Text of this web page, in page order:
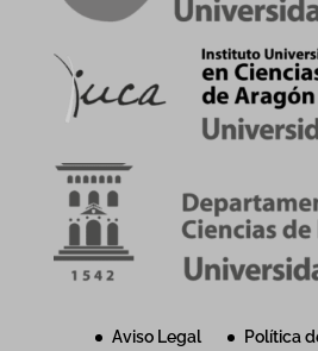
Aviso Legal
Política